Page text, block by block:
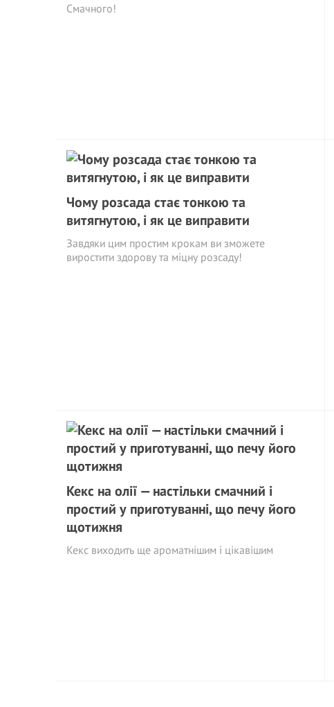
Смачного!
Чому розсада стає тонкою та
витягнутою, і як це виправити
Завдяки цим простим крокам ви зможете
виростити здорову та міцну розсаду!
Кекс на олії — настільки смачний і
простий у приготуванні, що печу його
щотижня
Кекс виходить ще ароматнішим і цікавішим